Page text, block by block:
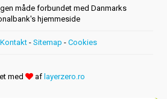
måde forbundet med Danmarks
hjemmeside
Kontakt- Sitemap - Cookies
med af layerzero.ro